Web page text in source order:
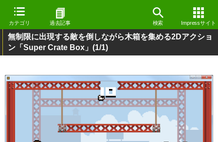
カテゴリ 過去記事 検索 Impressサイト
無制限に出現する敵を倒しながら木箱を集める2Dアクショ
ン「Super Crate Box」 (1/1)